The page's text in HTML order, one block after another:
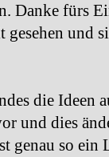
Danke fürs
und
die Ideen
und dies
genau so